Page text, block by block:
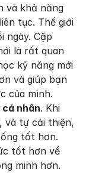
và khả năng
tục. Thế giới
ngày. Cập
là rất quan
kỹ năng mới
và giúp bạn
của mình.
nhân. Khi
và tự cải thiện,
tốt hơn.
tốt hơn về
minh hơn.